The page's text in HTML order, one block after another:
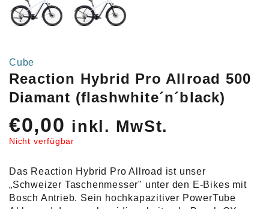
Cube
Reaction Hybrid Pro Allroad 500
Diamant (flashwhite´n´black)
€0,00 inkl. MwSt.
Nicht verfügbar
Das Reaction Hybrid Pro Allroad ist unser
„Schweizer Taschenmesser" unter den E-Bikes mit
Bosch Antrieb. Sein hochkapazitiver PowerTube